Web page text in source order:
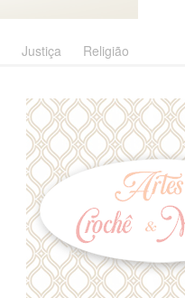
Justiça Religião